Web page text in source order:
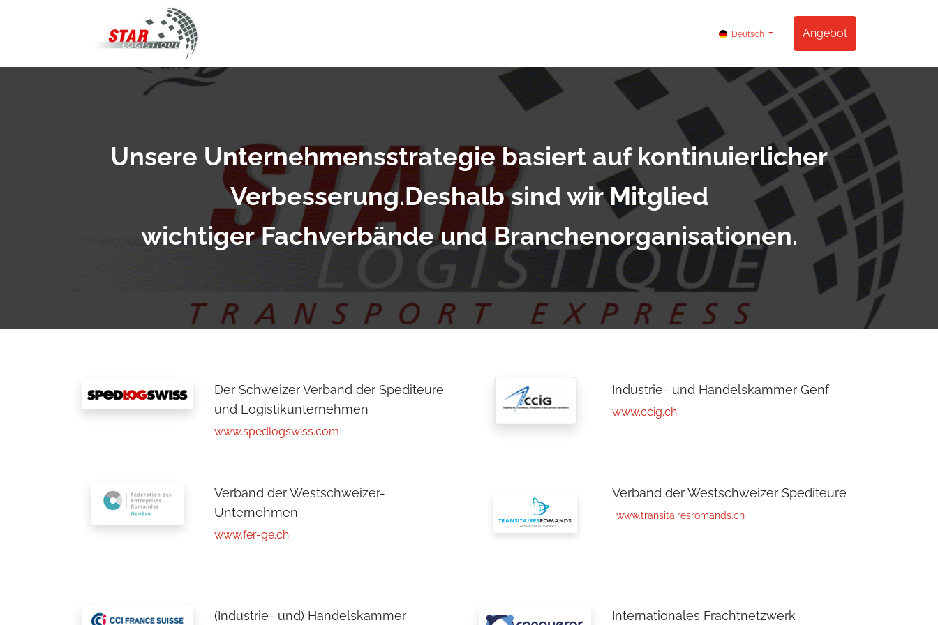
Deutsch Angebot
Unsere Unternehmensstrategie basiert auf kontinuierlicher
Verbesserung.​Deshalb sind wir Mitglied
wichtiger Fachverbände und Branchenorganisationen.
Der Schweizer Verband der Spediteure
und Logistikunternehmen
www.spedlogswiss.com
Industrie- und Handelskammer Genf
www.ccig.ch
Verband der Westschweizer-
Unternehmen
www.fer-ge.ch
Verband der Westschweizer Spediteure
www.transitairesromands.ch
(Industrie- und) Handelskammer Internationales Frachtnetzwerk